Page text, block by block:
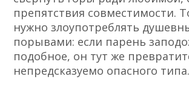
препятствия совместимости.
нужно злоупотреблять
порывами: если парень
подобное, он тут же
непредсказуемо опасного типа.